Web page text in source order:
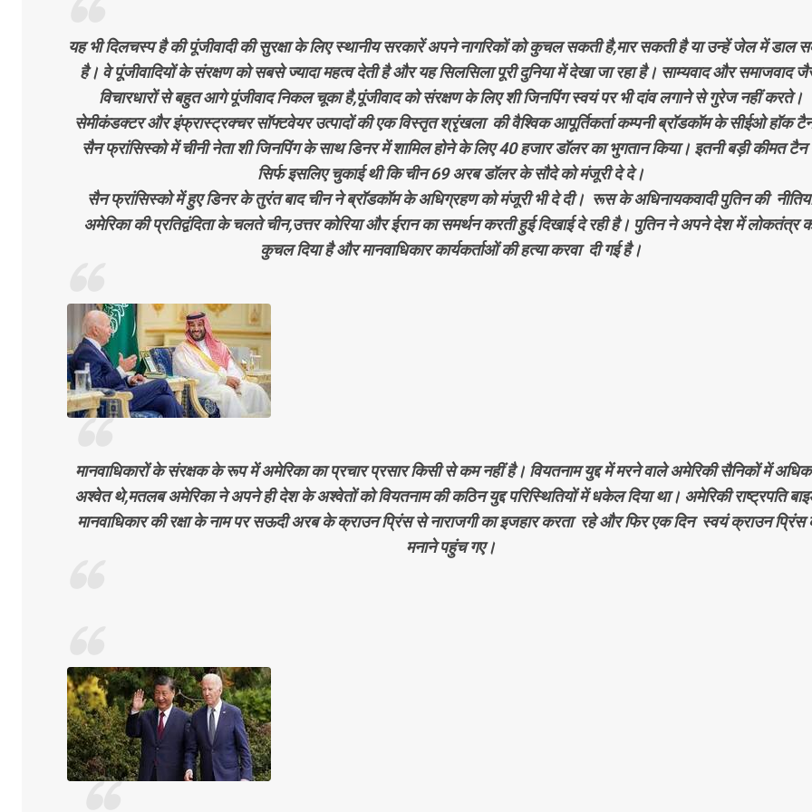
यह भी दिलचस्प है की पूंजीवादी की सुरक्षा के लिए स्थानीय सरकारें अपने नागरिकों को कुचल सकती है,मार सकती है या उन्हें जेल में डाल
है। वे पूंजीवादियों के संरक्षण को सबसे ज्यादा महत्व देती है और यह सिलसिला पूरी दुनिया में देखा जा रहा है। साम्यवाद और समाजवाद
विचारधारों से बहुत आगे पूंजीवाद निकल चूका है,पूंजीवाद को संरक्षण के लिए शी जिनपिंग स्वयं पर भी दांव लगाने से गुरेज नहीं करते।
सेमीकंडक्टर और इंफ्रास्ट्रक्चर सॉफ्टवेयर उत्पादों की एक विस्तृत श्रृंखला की वैश्विक आपूर्तिकर्ता कम्पनी ब्रॉडकॉम के सीईओ हॉक
सैन फ्रांसिस्को में चीनी नेता शी जिनपिंग के साथ डिनर में शामिल होने के लिए 40 हजार डॉलर का भुगतान किया। इतनी बड़ी कीमत टैन
सिर्फ इसलिए चुकाई थी कि चीन 69 अरब डॉलर के सौदे को मंजूरी दे दे।
सैन फ्रांसिस्को में हुए डिनर के तुरंत बाद चीन ने ब्रॉडकॉम के अधिग्रहण को मंजूरी भी दे दी। रूस के अधिनायकवादी पुतिन की
अमेरिका की प्रतिद्वंदिता के चलते चीन,उत्तर कोरिया और ईरान का समर्थन करती हुई दिखाई दे रही है। पुतिन ने अपने देश में लोकतंत्र
कुचल दिया है और मानवाधिकार कार्यकर्ताओं की हत्या करवा दी गई है।
मानवाधिकारों के संरक्षक के रूप में अमेरिका का प्रचार प्रसार किसी से कम नहीं है। वियतनाम युद्द में मरने वाले अमेरिकी सैनिकों में
अश्वेत थे,मतलब अमेरिका ने अपने ही देश के अश्वेतों को वियतनाम की कठिन युद्द परिस्थितियों में धकेल दिया था। अमेरिकी राष्ट्रपति
मानवाधिकार की रक्षा के नाम पर सऊदी अरब के क्राउन प्रिंस से नाराजगी का इजहार करता रहे और फिर एक दिन स्वयं क्राउन प्रिंस
मनाने पहुंच गए।